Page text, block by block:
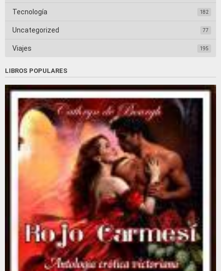
Tecnología 182
Uncategorized 77
Viajes 195
LIBROS POPULARES